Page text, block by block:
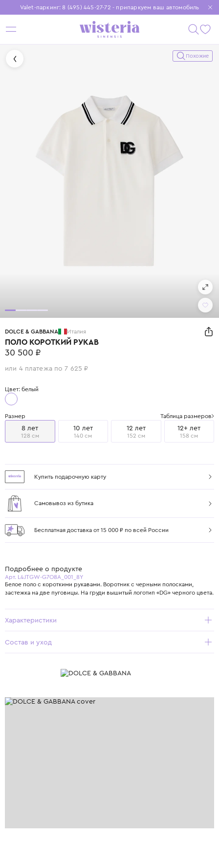
Valet-паркинг: 8 (495) 445-27-72 - припаркуем ваш автомобиль
Бесплатная доставка при заказе от 15 000 ₽
Установите приложение, чтобы покупки были еще удобнее
Похожие
DOLCE & GABBANA Италия
ПОЛО КОРОТКИЙ РУКАВ
30 500 ₽
или 4 платежа по 7 625 ₽
Цвет: белый
Размер Таблица размеров
8 лет
128 см
10 лет
140 см
12 лет
152 см
12+ лет
158 см
Купить подарочную карту
Самовывоз из бутика
Бесплатная доставка от 15 000 ₽ по всей России
Подробнее о продукте
Арт. L4JTGW-G7O8A_001_8Y
Белое поло с короткими рукавами. Воротник с черными полосками,
застежка на две пуговицы. На груди вышитый логотип «DG» черного цвета.
Характеристики
Состав и уход